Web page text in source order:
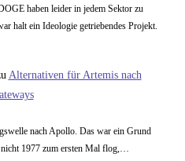
haben leider in jedem Sektor zu
halt ein Ideologie getriebendes Projekt.
Alternativen für Artemis nach
nach Apollo. Das war ein Grund
1977 zum ersten Mal flog,…